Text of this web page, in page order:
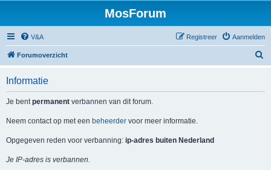
MosForum
V&A Aanmelden
Registreer
Forumoverzicht
Informatie
Je bentpermanent verbannen van dit forum.
Neem contact op met een beheerder voor meer informatie.
Opgegeven reden voor verbanning: ip-adres buiten Nederland
Je IP-adres is verbannen.